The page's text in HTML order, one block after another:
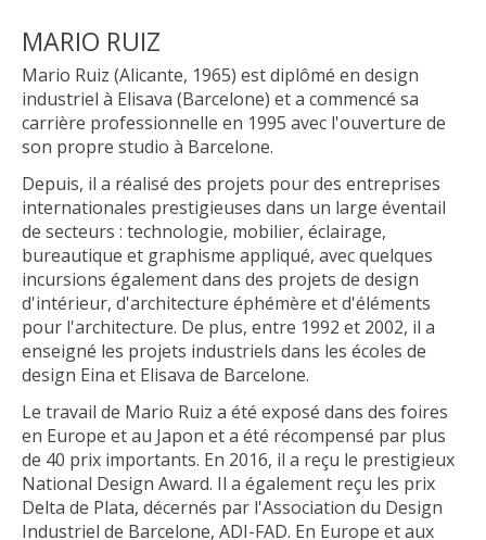
MARIO RUIZ
Mario Ruiz (Alicante, 1965) est diplômé en design
industriel à Elisava (Barcelone) et a commencé sa
carrière professionnelle en 1995 avec l'ouverture de
son propre studio à Barcelone.
Depuis, il a réalisé des projets pour des entreprises
internationales prestigieuses dans un large éventail
de secteurs : technologie, mobilier, éclairage,
bureautique et graphisme appliqué, avec quelques
incursions également dans des projets de design
d'intérieur, d'architecture éphémère et d'éléments
pour l'architecture. De plus, entre 1992 et 2002, il a
enseigné les projets industriels dans les écoles de
design Eina et Elisava de Barcelone.
Le travail de Mario Ruiz a été exposé dans des foires
en Europe et au Japon et a été récompensé par plus
de 40 prix importants. En 2016, il a reçu le prestigieux
National Design Award. Il a également reçu les prix
Delta de Plata, décernés par l'Association du Design
Industriel de Barcelone, ADI-FAD. En Europe et aux